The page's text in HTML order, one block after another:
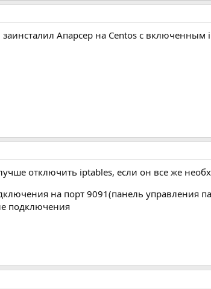
заинсталил Апарсер на Centos с
отключить iptables, если он все же
на порт 9091(панель управления
подключения